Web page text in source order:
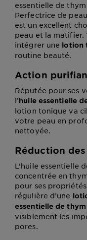
essentielle de
Perfectrice de
est un excellent
peau et la
intégrer une lotion
routine beauté.
Action
Réputée pour ses
l’huile essentielle
lotion tonique va
votre peau en
nettoyée.
Réduction
L’huile essentielle
concentrée en
pour ses
régulière d’une
essentielle de
visiblement les
pores.